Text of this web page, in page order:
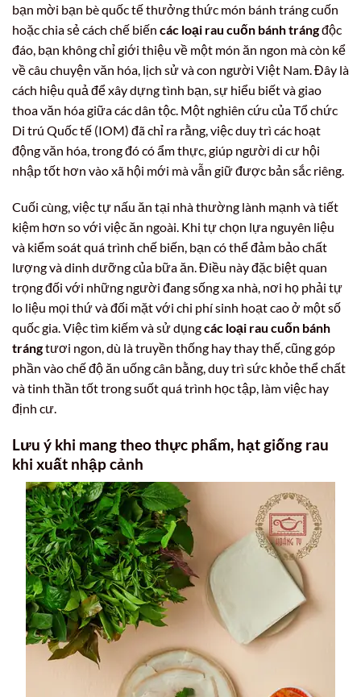
bạn mời bạn bè quốc tế thưởng thức món bánh tráng cuốn
hoặc chia sẻ cách chế biến các loại rau cuốn bánh trángđộc
đáo, bạn không chỉ giới thiệu về một món ăn ngon mà còn kể
về câu chuyện văn hóa, lịch sử và con người Việt Nam. Đây là
cách hiệu quả để xây dựng tình bạn, sự hiểu biết và giao
thoa văn hóa giữa các dân tộc. Một nghiên cứu của Tổ chức
Di trú Quốc tế (IOM) đã chỉ ra rằng, việc duy trì các hoạt
động văn hóa, trong đó có ẩm thực, giúp người di cư hội
nhập tốt hơn vào xã hội mới mà vẫn giữ được bản sắc riêng.
Cuối cùng, việc tự nấu ăn tại nhà thường lành mạnh và tiết
kiệm hơn so với việc ăn ngoài. Khi tự chọn lựa nguyên liệu
và kiểm soát quá trình chế biến, bạn có thể đảm bảo chất
lượng và dinh dưỡng của bữa ăn. Điều này đặc biệt quan
trọng đối với những người đang sống xa nhà, nơi họ phải tự
lo liệu mọi thứ và đối mặt với chi phí sinh hoạt cao ở một số
quốc gia. Việc tìm kiếm và sử dụngcác loại rau cuốn bánh
trángtươi ngon, dù là truyền thống hay thay thế, cũng góp
phần vào chế độ ăn uống cân bằng, duy trì sức khỏe thể chất
và tinh thần tốt trong suốt quá trình học tập, làm việc hay
định cư.
Lưu ý khi mang theo thực phẩm, hạt giống rau
khi xuất nhập cảnh